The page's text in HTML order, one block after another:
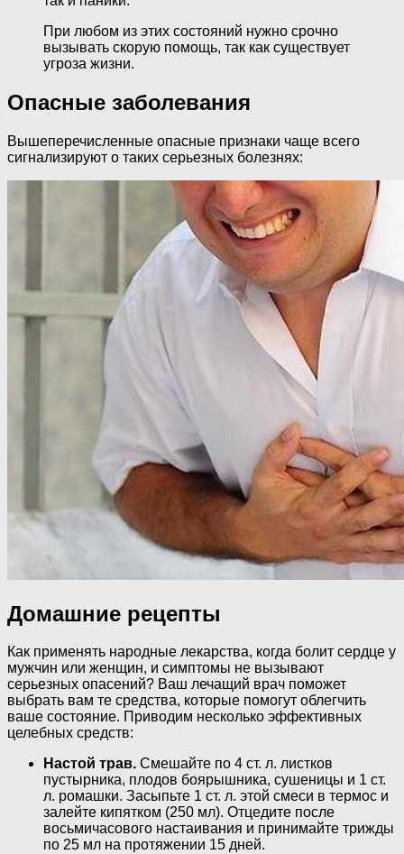
При любом из этих состояний нужно срочно
вызывать скорую помощь, так как существует
угроза жизни.
Опасные заболевания
Вышеперечисленные опасные признаки чаще всего
сигнализируют о таких серьезных болезнях:
Домашние рецепты
Как применять народные лекарства, когда болит сердце у
мужчин или женщин, и симптомы не вызывают
серьезных опасений? Ваш лечащий врач поможет
выбрать вам те средства, которые помогут облегчить
ваше состояние. Приводим несколько эффективных
целебных средств:
Настой трав. Смешайте по 4 ст. л. листков
пустырника, плодов боярышника, сушеницы и 1 ст.
л. ромашки. Засыпьте 1 ст. л. этой смеси в термос и
залейте кипятком (250 мл). Отцедите после
восьмичасового настаивания и принимайте трижды
по 25 мл на протяжении 15 дней.